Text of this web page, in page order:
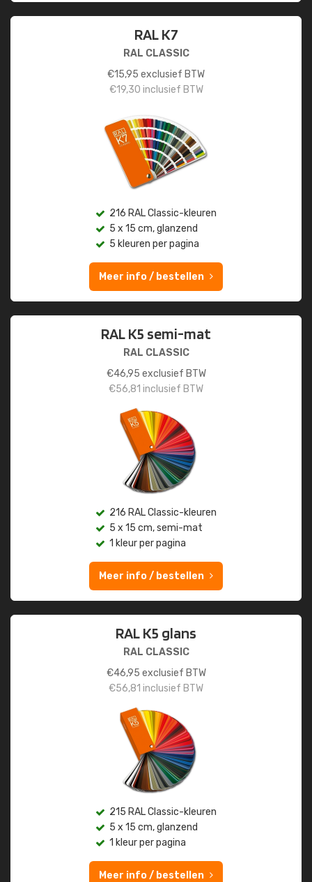
RAL K7
RAL CLASSIC
€15,95 exclusief BTW
€19,30 inclusief BTW
216 RAL Classic-kleuren
5 x 15 cm, glanzend
5 kleuren per pagina
Meer info / bestellen
RAL K5 semi-mat
RAL CLASSIC
€46,95 exclusief BTW
€56,81 inclusief BTW
216 RAL Classic-kleuren
5 x 15 cm, semi-mat
1 kleur per pagina
Meer info / bestellen
RAL K5 glans
RAL CLASSIC
€46,95 exclusief BTW
€56,81 inclusief BTW
215 RAL Classic-kleuren
5 x 15 cm, glanzend
1 kleur per pagina
Meer info / bestellen